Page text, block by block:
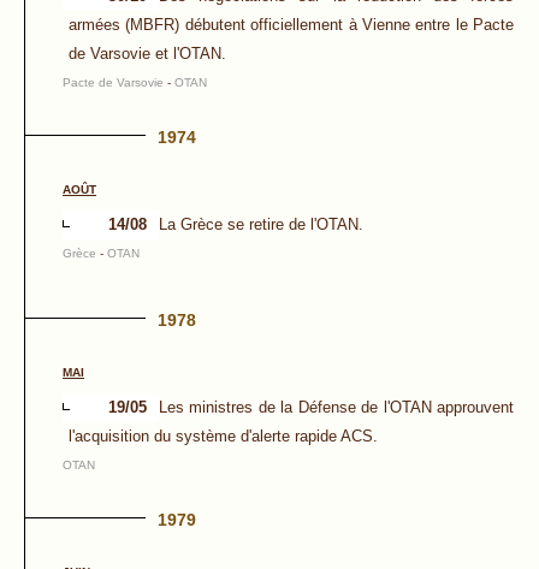
armées (MBFR) débutent officiellement à Vienne entre le Pacte
de Varsovie et l'OTAN.
Pacte de Varsovie - OTAN
1974
AOÛT
14/08 La Grèce se retire de l'OTAN.
Grèce - OTAN
1978
MAI
19/05
Les ministres de la Défense de l'OTAN approuvent
l'acquisition du système d'alerte rapide ACS.
OTAN
1979